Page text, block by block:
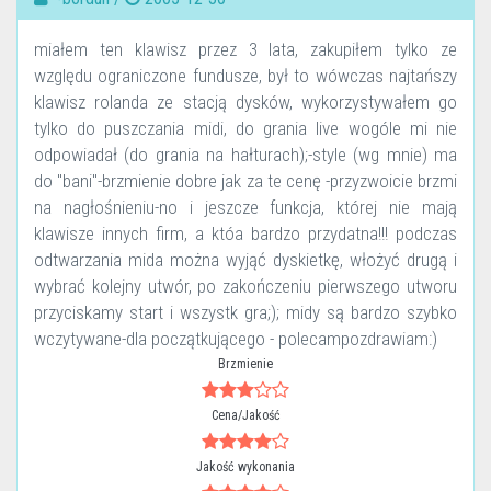
miałem ten klawisz przez 3 lata, zakupiłem tylko ze
względu ograniczone fundusze, był to wówczas najtańszy
klawisz rolanda ze stacją dysków, wykorzystywałem go
tylko do puszczania midi, do grania live wogóle mi nie
odpowiadał (do grania na hałturach);-style (wg mnie) ma
do "bani"-brzmienie dobre jak za te cenę -przyzwoicie brzmi
na nagłośnieniu-no i jeszcze funkcja, której nie mają
klawisze innych firm, a któa bardzo przydatna!!! podczas
odtwarzania mida można wyjąć dyskietkę, włożyć drugą i
wybrać kolejny utwór, po zakończeniu pierwszego utworu
przyciskamy start i wszystk gra;); midy są bardzo szybko
wczytywane-dla początkującego - polecampozdrawiam:)
Brzmienie
Cena/Jakość
Jakość wykonania